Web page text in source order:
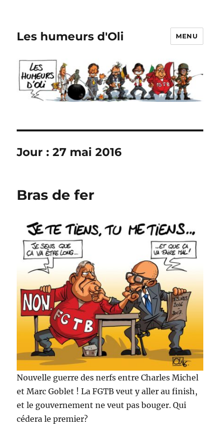
Les humeurs d'Oli MENU
Jour :27 mai 2016
Bras de fer
Nouvelle guerre des nerfs entre Charles Michel
et Marc Goblet ! La FGTB veut y aller au finish,
et le gouvernement ne veut pas bouger. Qui
cédera le premier?